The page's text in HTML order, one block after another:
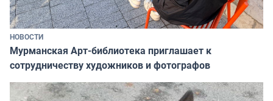
НОВОСТИ
Мурманская Арт-библиотека приглашает к
сотрудничеству художников и фотографов